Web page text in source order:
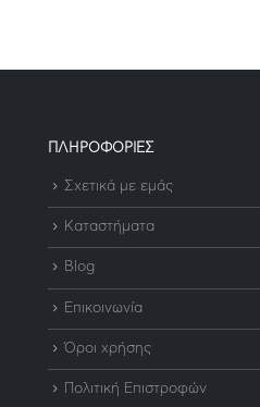
ΠΛΗΡΟΦΟΡΙΕΣ
Σχετικά με εμάς
Καταστήματα
Blog
Επικοινωνία
Όροι χρήσης
Πολιτική Επιστροφών